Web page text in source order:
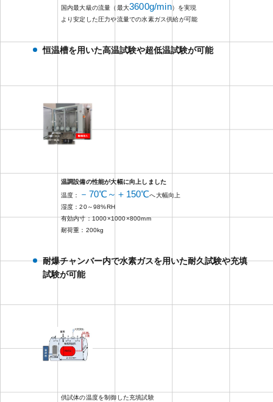
国内最大級の流量（最大3600g/min）を実現
より安定した圧力や流量での水素ガス供給が可能
恒温槽を用いた高温試験や超低温試験が可能
温調設備の性能が大幅に向上しました
温度：
－70℃～＋150℃へ大幅向上
湿度：20～98%RH
有効内寸：1000×1000×800mm
耐荷重：200kg
耐爆チャンバー内で水素ガスを用いた耐久試験や充填
試験が可能
供試体の温度を制御した充填試験